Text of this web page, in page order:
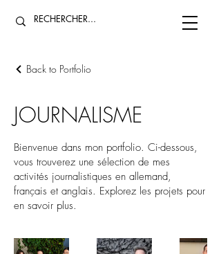
Back to Portfolio
JOURNALISME
Bienvenue dans mon portfolio. Ci-dessous,
vous trouverez une sélection de mes
activités journalistiques en allemand,
français et anglais. Explorez les projets pour
en savoir plus.